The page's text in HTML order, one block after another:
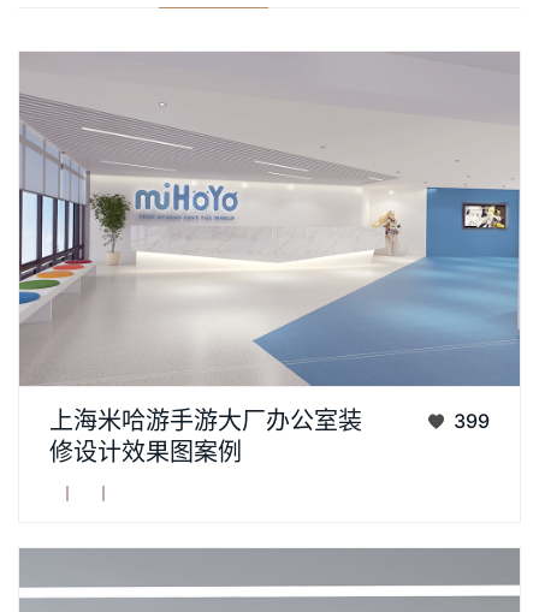
技(上海)有限公司装饰单位：上海齐建建筑装饰设计有限公司项
上海米哈游手游大厂办公室装
修设计效果图案例
399
丨 丨